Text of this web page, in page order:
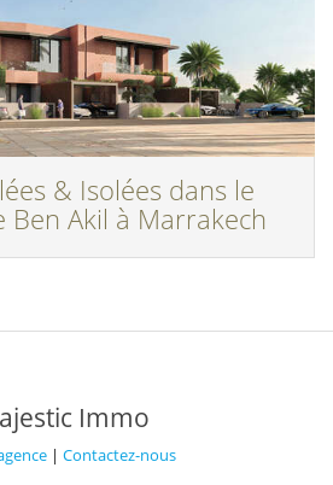
& Isolées dans le
Ben Akil à Marrakech
Immo
| Contactez-nous